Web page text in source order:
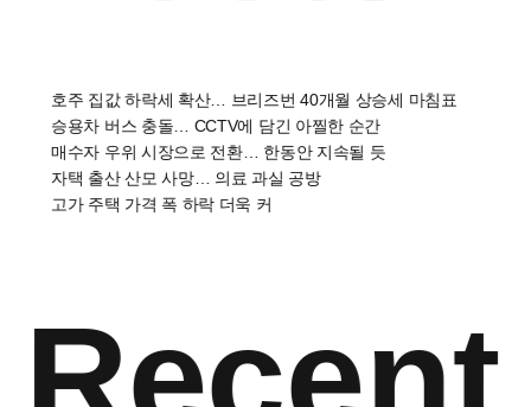
호주 집값 하락세 확산… 브리즈번 40개월 상승세 마침표
승용차 버스 충돌… CCTV에 담긴 아찔한 순간
매수자 우위 시장으로 전환… 한동안 지속될 듯
자택 출산 산모 사망… 의료 과실 공방
고가 주택 가격 폭 하락 더욱 커